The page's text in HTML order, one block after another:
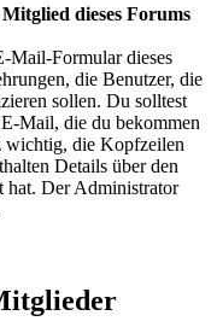
dieses Forums
Mail-Formular dieses
die Benutzer, die
sollen. Du solltest
Mail, die du bekommen
wichtig, die Kopfzeilen
Details über den
hat. Der Administrator